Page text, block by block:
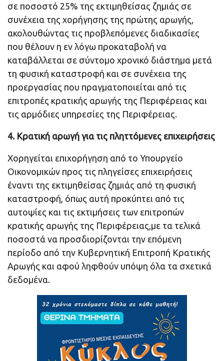
σε ποσοστό 25% της εκτιμηθείσας ζημιάς σε
συνέχεια της χορήγησης της πρώτης αρωγής,
ακολουθώντας τις προβλεπόμενες διαδικασίες
που θέλουν η εν λόγω προκαταβολή να
καταβάλλεται σε σύντομο χρονικό διάστημα μετά
τη φυσική καταστροφή και σε συνέχεια της
προεργασίας που πραγματοποιείται από τις
επιτροπές κρατικής αρωγής της Περιφέρειας και
τις αρμόδιες υπηρεσίες της Περιφέρειας.
4. Κρατική αρωγή για τις πληττόμενες επιχειρήσεις
Χορηγείται επιχορήγηση από το Υπουργείο
Οικονομικών προς τις πληγείσες επιχειρήσεις
έναντι της εκτιμηθείσας ζημιάς από τη φυσική
καταστροφή, όπως αυτή προκύπτει από τις
αυτοψίες και τις εκτιμήσεις των επιτροπών
κρατικής αρωγής της Περιφέρειας,με τα τελικά
ποσοστά να προσδιορίζονται την επόμενη
περίοδο από την Κυβερνητική Επιτροπή Κρατικής
Αρωγής και αφού ληφθούν υπόψη όλα τα σχετικά
δεδομένα.